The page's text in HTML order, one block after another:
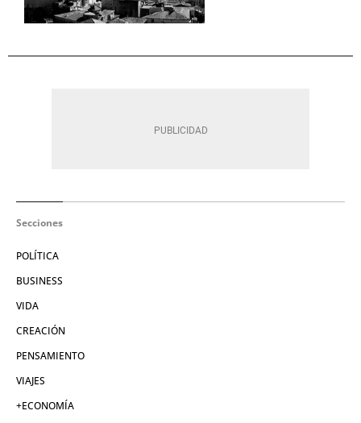
Secciones
POLÍTICA
BUSINESS
VIDA
CREACIÓN
PENSAMIENTO
VIAJES
+ECONOMÍA